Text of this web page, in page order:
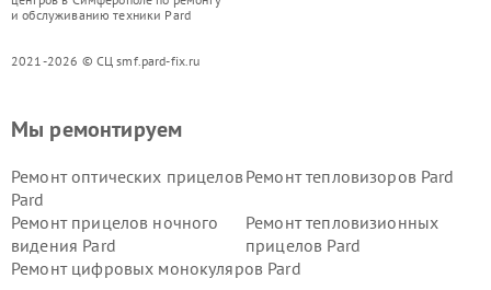
и обслуживанию техники Pard
2021-2026 © СЦ smf.pard-fix.ru
Мы ремонтируем
Ремонт оптических прицелов
Pard
Ремонт тепловизоров Pard
Ремонт прицелов ночного
видения Pard
Ремонт тепловизионных
прицелов Pard
Ремонт цифровых монокуляров Pard